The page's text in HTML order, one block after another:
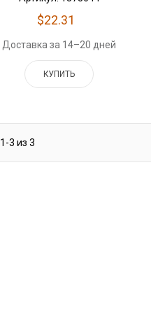
$22.31
Доставка за 14–20 дней
КУПИТЬ
1 -3 из3